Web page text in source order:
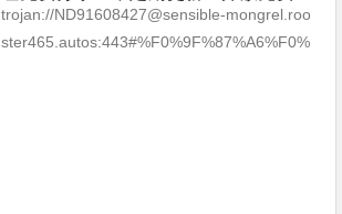
享（网络免费节点香港|日本|韩国|新加
坡|台湾|马来西亚|…
trojan://ND91608427@sensible-mongrel.roo
ster465.autos:443#%F0%9F%87%A6%F0%